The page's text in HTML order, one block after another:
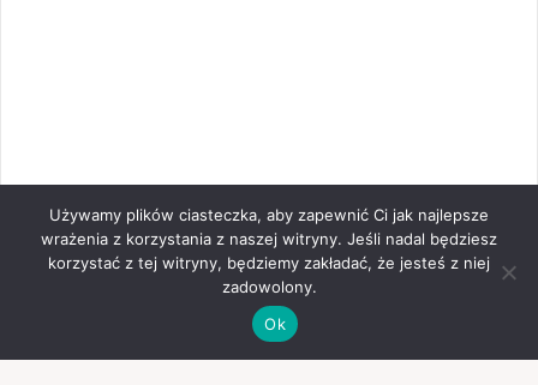
Używamy plików ciasteczka, aby zapewnić Ci jak najlepsze
wrażenia z korzystania z naszej witryny. Jeśli nadal będziesz
korzystać z tej witryny, będziemy zakładać, że jesteś z niej
zadowolony.
Ok